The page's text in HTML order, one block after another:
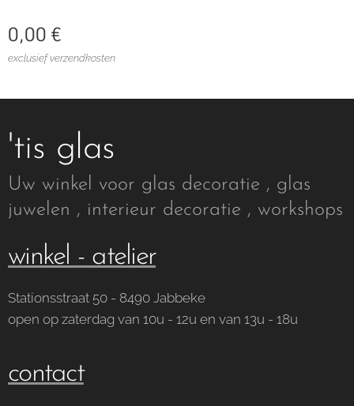
0,00 €
exclusief verzendkosten
'tis glas
Uw winkel voor glas decoratie , glas
juwelen , interieur decoratie , workshops
winkel - atelier
Stationsstraat 50 - 8490 Jabbeke
open op zaterdag van 10u - 12u en van 13u - 18u
contact